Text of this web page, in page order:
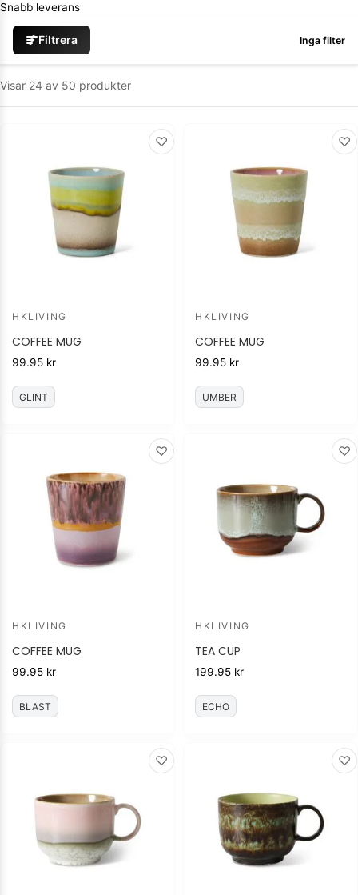
Snabb leverans
Filtrera Inga filter
Visar 24 av 50 produkter
♡
HKLIVING
COFFEE MUG
99.95 kr
GLINT
♡
HKLIVING
COFFEE MUG
99.95 kr
UMBER
♡
HKLIVING
COFFEE MUG
99.95 kr
BLAST
♡
HKLIVING
TEA CUP
199.95 kr
ECHO
♡ ♡